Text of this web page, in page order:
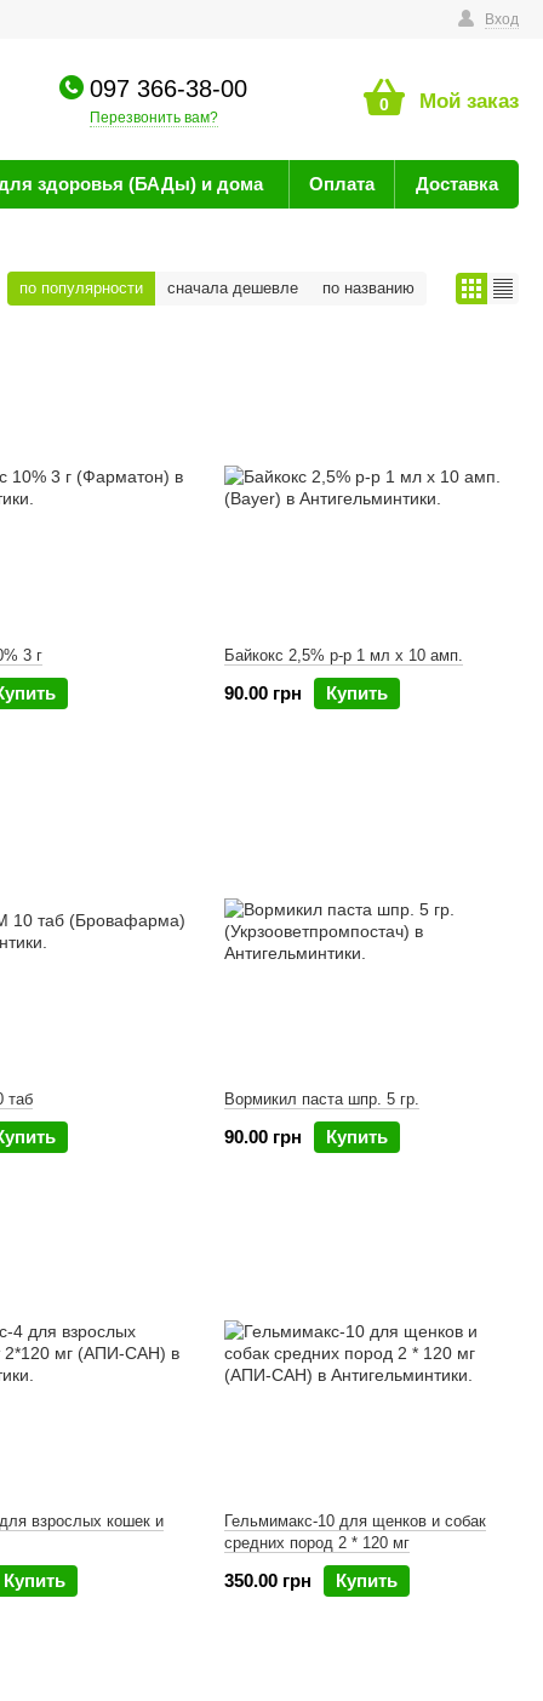
Вход
097 366-38-00
Перезвонить вам?
0 Мой заказ
здоровья (БАДы) и дома Оплата Доставка
по популярности сначала дешевле по названию
3 г Байкокс 2,5% р-р 1 мл х 10 амп.
90.00 грн Купить
таб Вормикил паста шпр. 5 гр.
90.00 грн Купить
взрослых кошек и
Купить
Гельмимакс-10 для щенков и собак
средних пород 2 * 120 мг
350.00 грн Купить